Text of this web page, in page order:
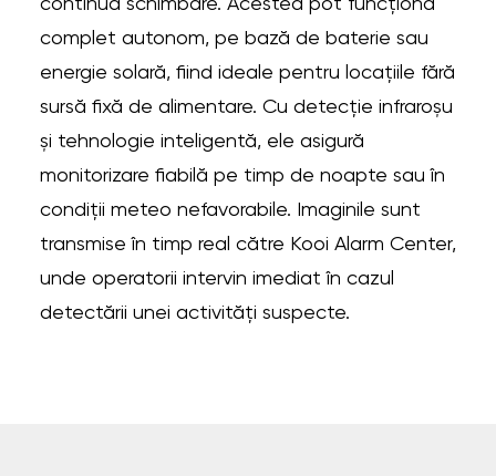
continuă schimbare. Acestea pot funcționa
complet autonom, pe bază de baterie sau
energie solară, fiind ideale pentru locațiile fără
sursă fixă de alimentare. Cu detecție infraroșu
și tehnologie inteligentă, ele asigură
monitorizare fiabilă pe timp de noapte sau în
condiții meteo nefavorabile. Imaginile sunt
transmise în timp real către Kooi Alarm Center,
unde operatorii intervin imediat în cazul
detectării unei activități suspecte.